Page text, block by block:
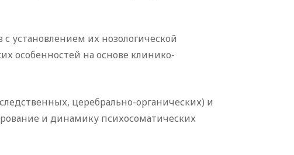
установлением их нозологической
особенностей на основе клинико-
церебрально-органических) и
и динамику психосоматических